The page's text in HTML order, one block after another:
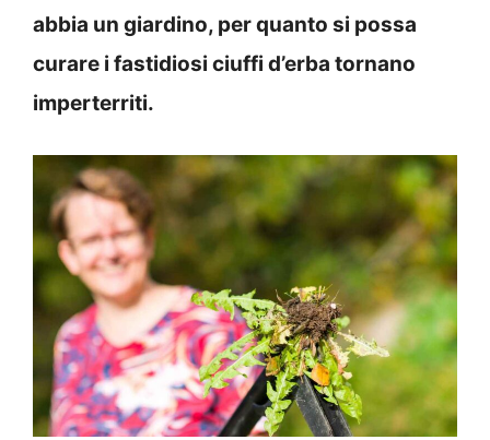
abbia un giardino, per quanto si possa
curare i fastidiosi ciuffi d’erba tornano
imperterriti.